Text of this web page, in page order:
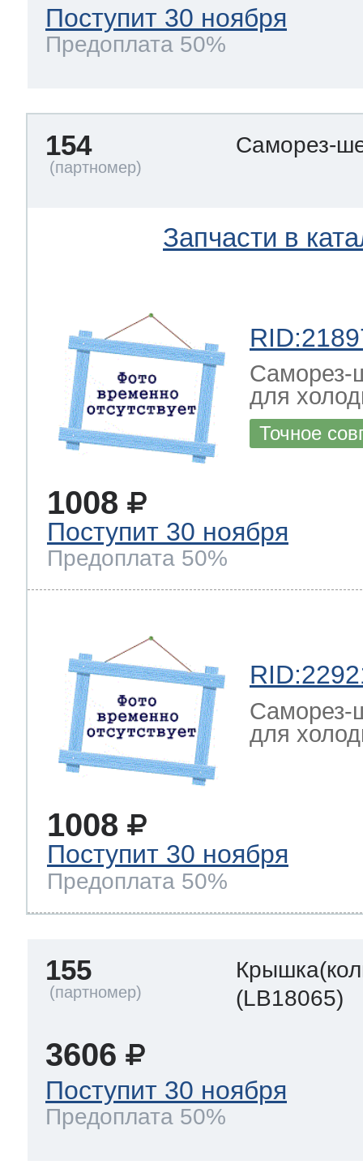
Поступит 30 ноября
Предоплата 50%
154 Саморез-
Запчасти в
Саморез-
для
Точное
1008
Поступит 30 ноября
Предоплата 50%
Саморез-
для
1008
Поступит 30 ноября
Предоплата 50%
155
(LB18065)
3606
Поступит 30 ноября
Предоплата 50%